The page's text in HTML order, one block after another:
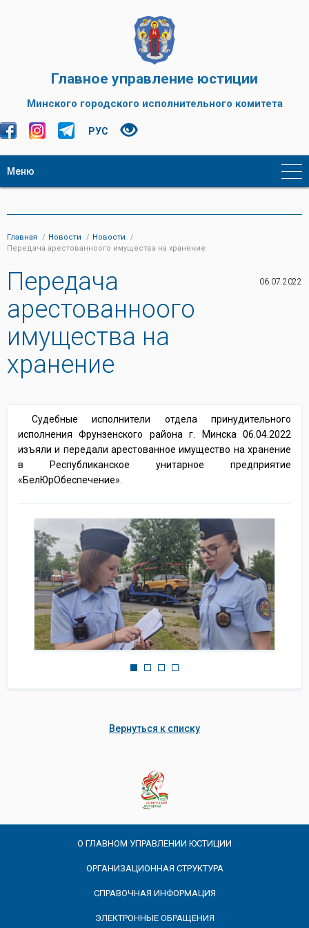
Главное управление юстиции
Минского городского исполнительного комитета
РУС
Меню
Главная Новости
Новости
Передача арестованноого имущества на хранение
Передача
арестованноого
имущества на
хранение
06.07.2022
Судебные исполнители отдела принудительного
исполнения Фрунзенского района г. Минска 06.04.2022
изъяли и передали арестованное имущество на хранение
в Республиканское унитарное предприятие
«БелЮрОбеспечение».
Вернуться к списку
О ГЛАВНОМ УПРАВЛЕНИИ ЮСТИЦИИ
ОРГАНИЗАЦИОННАЯ СТРУКТУРА
СПРАВОЧНАЯ ИНФОРМАЦИЯ
ЭЛЕКТРОННЫЕ ОБРАЩЕНИЯ